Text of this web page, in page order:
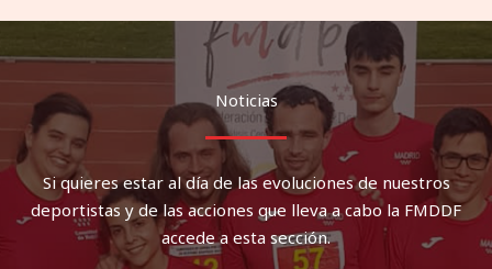
Noticias
Si quieres estar al día de las evoluciones de nuestros
deportistas y de las acciones que lleva a cabo la FMDDF
accede a esta sección.